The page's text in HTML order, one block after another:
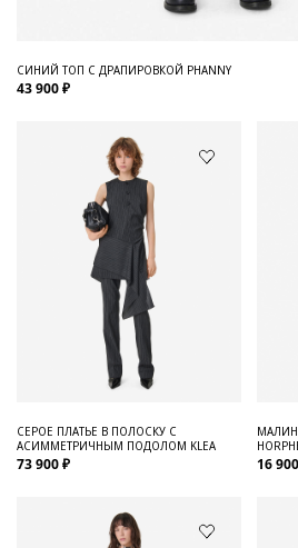
СИНИЙ ТОП С ДРАПИРОВКОЙ PHANNY
43 900 ₽
СЕРОЕ ПЛАТЬЕ В ПОЛОСКУ С
АСИММЕТРИЧНЫМ ПОДОЛОМ KLEA
73 900 ₽ 16